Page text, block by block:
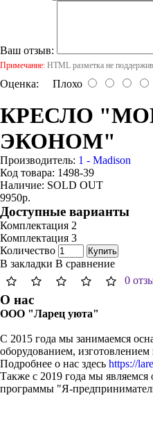
Ваш отзыв:
Примечание: HTML разметка не
Оценка: Плохо
КРЕСЛО
ЭКОНОМ"
Производитель: 1 - Madison
Код товара: 1498-39
Наличие: SOLD OUT
9950р.
Доступные варианты
Комплектация 2
Комплектация 3
Количество
Купить
В закладки В сравнение
0
О нас
ООО "Ларец уюта"
С 2015 года мы занимаемся
оборудованием,
Подробнее о нас здесь https://
Также с 2019 года мы
программы "Я-